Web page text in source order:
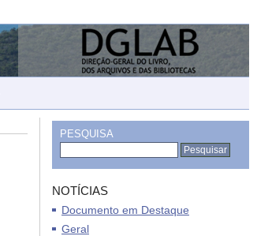
PESQUISA
NOTÍCIAS
Documento em Destaque
Geral